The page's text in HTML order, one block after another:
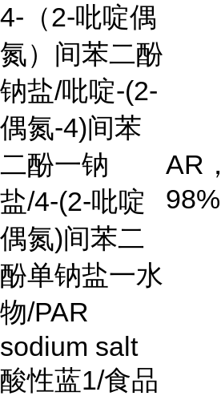
4- （2-吡啶偶
氮）间苯二酚
钠盐/吡啶-(2-
偶氮-4)间苯
二酚一钠
盐/4-(2-吡啶
偶氮)间苯二
酚单钠盐一水
物/PAR
sodium salt
AR ，
98%
酸性蓝1/食品